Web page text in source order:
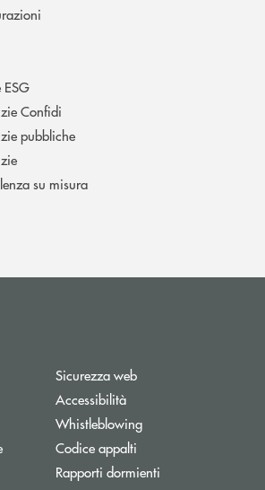
ESG
Confidi
pubbliche
su misura
nuova finestra
Sicurezza web
Accessibilità
Whistleblowing
Codice appalti
Rapporti dormienti